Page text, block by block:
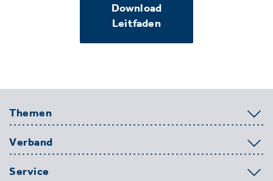
Download
Leitfaden
Themen
Verband
Service